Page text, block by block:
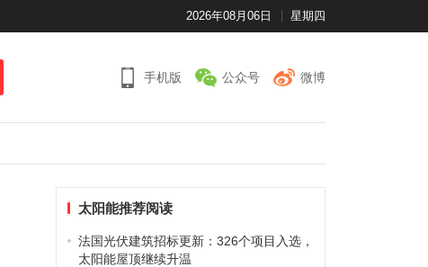
2026年08月06日 星期四
手机版 公众号 微博
太阳能推荐阅读
法国光伏建筑招标更新：326个项目入选，
太阳能屋顶继续升温